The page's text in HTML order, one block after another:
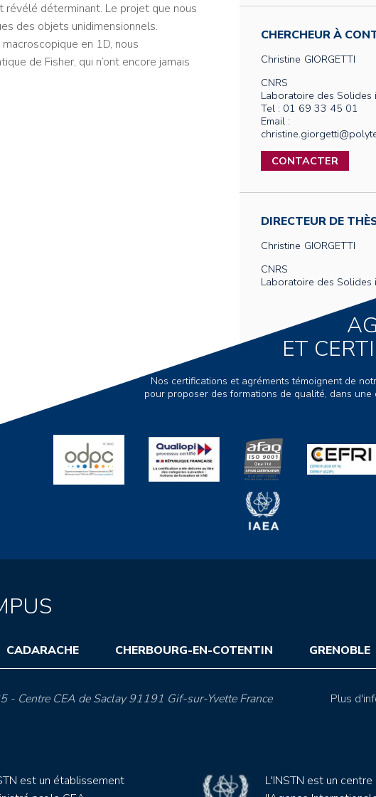
révélé déterminant. Le projet que nous
des objets unidimensionnels.
en 1D, nous
de Fisher, qui n’ont encore jamais
CHERCHEUR À
Christine GIORGETTI
CNRS
Laboratoire des Solides
Tel : 01 69 33 45 01
Email :
CONTACTER
DIRECTEUR DE
Christine GIORGETTI
CNRS
Laboratoire des Solides
ET
Nos certifications et agréments témoignent de
pour proposer des formations de qualité, dans une
CADARACHE CHERBOURG-EN-COTENTIN GRENOBLE
- Centre CEA de Saclay 91191 Gif-sur-Yvette France Plus
est un établissement
L'INSTN est un